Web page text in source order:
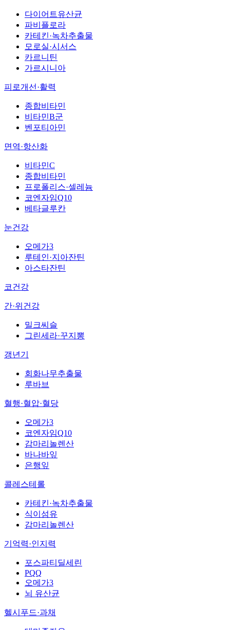
다이어트유산균
파비플로라
카테킨·녹차추출물
모로실·시서스
카르니틴
가르시니아
피로개선·활력
종합비타민
비타민B군
벤포티아민
면역·항산화
비타민C
종합비타민
프로폴리스·셀레늄
코엔자임Q10
베타글루칸
눈건강
오메가3
루테인·지아잔틴
아스타잔틴
코건강
간·위건강
밀크씨슬
그린세라·꾸지뽕
갱년기
회화나무추출물
루바브
혈행·혈압·혈당
오메가3
코엔자임Q10
감마리놀렌산
바나바잎
은행잎
콜레스테롤
카테킨·녹차추출물
식이섬유
감마리놀렌산
기억력·인지력
포스파티딜세린
PQQ
오메가3
뇌 유산균
헬시푸드·과채